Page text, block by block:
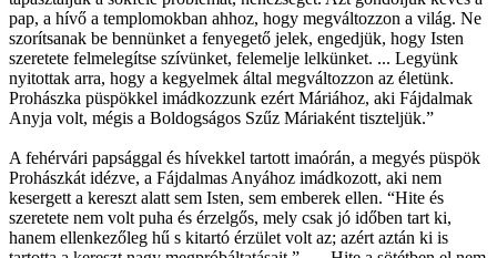
pap, a hívő a templomokban ahhoz, hogy megváltozzon a világ. Ne
szorítsanak be bennünket a fenyegető jelek, engedjük, hogy Isten
szeretete felmelegítse szívünket, felemelje lelkünket. ... Legyünk
nyitottak arra, hogy a kegyelmek által megváltozzon az életünk.
Prohászka püspökkel imádkozzunk ezért Máriához, aki Fájdalmak
Anyja volt, mégis a Boldogságos Szűz Máriaként tiszteljük.”
A fehérvári papsággal és hívekkel tartott imaórán, a megyés püspök
Prohászkát idézve, a Fájdalmas Anyához imádkozott, aki nem
kesergett a kereszt alatt sem Isten, sem emberek ellen. “Hite és
szeretete nem volt puha és érzelgős, mely csak jó időben tart ki,
hanem ellenkezőleg hű s kitartó érzület volt az; azért aztán ki is